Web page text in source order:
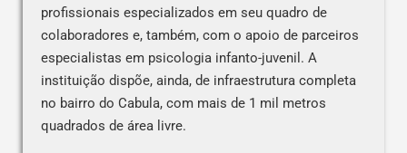
profissionais especializados em seu quadro de
colaboradores e, também, com o apoio de parceiros
especialistas em psicologia infanto-juvenil. A
instituição dispõe, ainda, de infraestrutura completa
no bairro do Cabula, com mais de 1 mil metros
quadrados de área livre.